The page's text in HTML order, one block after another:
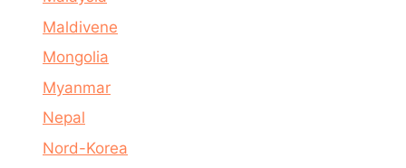
Maldivene
Mongolia
Myanmar
Nepal
Nord-Korea